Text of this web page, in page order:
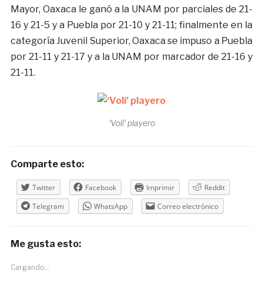
Mayor, Oaxaca le ganó a la UNAM por parciales de 21-
16 y 21-5 y a Puebla por 21-10 y 21-11; finalmente en la
categoría Juvenil Superior, Oaxaca se impuso a Puebla
por 21-11 y 21-17 y a la UNAM por marcador de 21-16 y
21-11.
‘Voli’ playero
Comparte esto:
Twitter Facebook Imprimir
Reddit
Telegram
WhatsApp Correo electrónico
Me gusta esto:
Cargando...